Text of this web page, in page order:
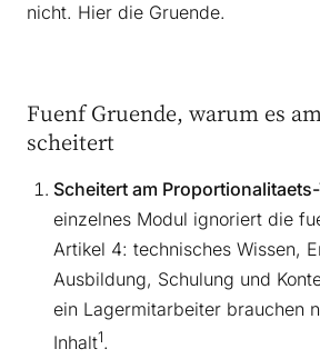
nicht. Hier die Gruende.
Fuenf Gruende, warum es
scheitert
Scheitert am
einzelnes Modul ignoriert die
Artikel 4: technisches Wissen,
Ausbildung, Schulung und
ein Lagermitarbeiter brauchen
Inhalt1.